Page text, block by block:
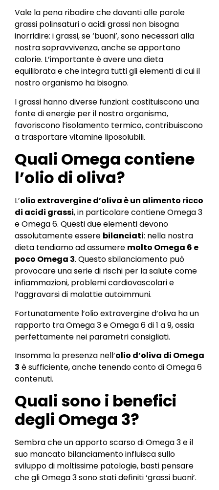
Vale la pena ribadire che davanti alle parole
grassi polinsaturi o acidi grassi non bisogna
inorridire: i grassi, se ‘buoni’, sono necessari alla
nostra sopravvivenza, anche se apportano
calorie. L’importante è avere una dieta
equilibrata e che integra tutti gli elementi di cui il
nostro organismo ha bisogno.
I grassi hanno diverse funzioni: costituiscono una
fonte di energie per il nostro organismo,
favoriscono l’isolamento termico, contribuiscono
a trasportare vitamine liposolubili.
Quali Omega contiene
l’olio di oliva?
L’olio extravergine d’oliva è un alimento ricco
di acidi grassi, in particolare contiene Omega 3
e Omega 6. Questi due elementi devono
assolutamente essere bilanciati: nella nostra
dieta tendiamo ad assumere molto Omega 6 e
poco Omega 3. Questo sbilanciamento può
provocare una serie di rischi per la salute come
infiammazioni, problemi cardiovascolari e
l’aggravarsi di malattie autoimmuni.
Fortunatamente l’olio extravergine d’oliva ha un
rapporto tra Omega 3 e Omega 6 di 1 a 9, ossia
perfettamente nei parametri consigliati.
Insomma la presenza nell’olio d’oliva di Omega
3 è sufficiente, anche tenendo conto di Omega 6
contenuti.
Quali sono i benefici
degli Omega 3?
Sembra che un apporto scarso di Omega 3 e il
suo mancato bilanciamento influisca sullo
sviluppo di moltissime patologie, basti pensare
che gli Omega 3 sono stati definiti ‘grassi buoni’.